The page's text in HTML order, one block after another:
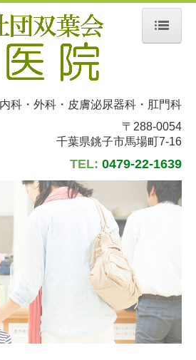
内科・外科・皮膚泌尿器科・肛門科
〒288-0054
千葉県銚子市馬場町7-16
TEL: 0479-22-1639